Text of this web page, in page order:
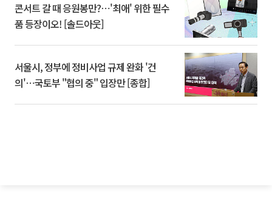
콘서트 갈 때 응원봉만?⋯'최애' 위한 필수
품 등장이오! [솔드아웃]
서울시, 정부에 정비사업 규제 완화 '건
의'⋯국토부 "협의 중" 입장만 [종합]